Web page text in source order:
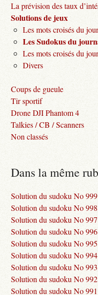
La prévision des taux
Solutions de jeux
Les mots croisés du
Les Sudokus du
Les mots croisés du
Divers
Coups de gueule
Tir sportif
Drone DJI Phantom 4
Talkies / CB / Scanners
Non classés
Dans la même
Solution du sudoku No 999
Solution du sudoku No 998
Solution du sudoku No 997
Solution du sudoku No 996
Solution du sudoku No 995
Solution du sudoku No 994
Solution du sudoku No 993
Solution du sudoku No 992
Solution du sudoku No 991